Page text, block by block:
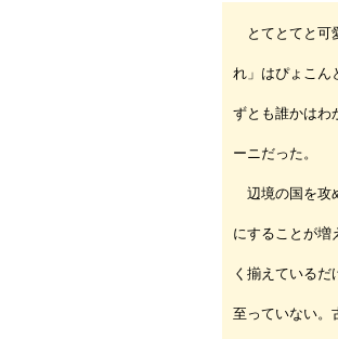
とてとてと可
れ」はぴょこん
ずとも誰かはわ
ーニだった。
辺境の国を攻
にすることが増
く揃えている
至っていない。